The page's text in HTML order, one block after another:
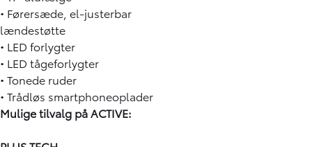
• Førersæde, el-justerbar
lændestøtte
• LED forlygter
• LED tågeforlygter
• Tonede ruder
• Trådløs smartphoneoplader
Mulige tilvalg på ACTIVE: